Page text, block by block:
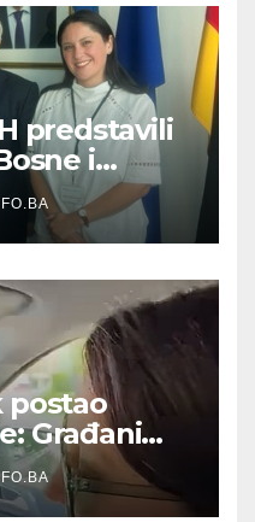
predstavili
i
postao
Građani
poruku